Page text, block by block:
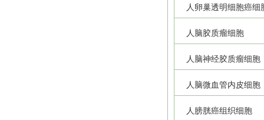
人卵巢透明细胞癌细
人脑胶质瘤细胞
人脑神经胶质瘤细胞
人脑微血管内皮细胞
人膀胱癌组织细胞